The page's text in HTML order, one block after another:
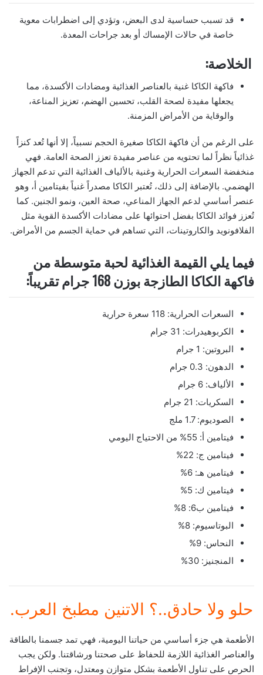
قد تسبب حساسية لدى البعض، وتؤدي إلى اضطرابات معوية
خاصة في حالات الإمساك أو بعد جراحات المعدة.
الخلاصة:
فاكهة الكاكا غنية بالعناصر الغذائية ومضادات الأكسدة، مما
يجعلها مفيدة لصحة القلب، تحسين الهضم، تعزيز المناعة،
والوقاية من الأمراض المزمنة.
على الرغم من أن فاكهة الكاكا صغيرة الحجم نسبياً، إلا أنها تُعد كنزاً
غذائياً نظراً لما تحتويه من عناصر مفيدة تعزز الصحة العامة. فهي
منخفضة السعرات الحرارية وغنية بالألياف الغذائية التي تدعم الجهاز
الهضمي. بالإضافة إلى ذلك، تُعتبر الكاكا مصدراً غنياً بفيتامين أ، وهو
عنصر أساسي لدعم الجهاز المناعي، صحة العين، ونمو الجنين. كما
تُعزز فوائد الكاكا بفضل احتوائها على مضادات الأكسدة القوية مثل
الفلافونويد والكاروتينات، التي تساهم في حماية الجسم من الأمراض.
فيما يلي القيمة الغذائية لحبة متوسطة من
فاكهة الكاكا الطازجة بوزن 168 جرام تقريباً:
السعرات الحرارية: 118 سعرة حرارية
الكربوهيدرات: 31 جرام
البروتين: 1 جرام
الدهون: 0.3 جرام
الألياف: 6 جرام
السكريات: 21 جرام
الصوديوم: 1.7 ملج
فيتامين أ: 55% من الاحتياج اليومي
فيتامين ج: 22%
فيتامين هـ: 6%
فيتامين ك: 5%
فيتامين ب6: 8%
البوتاسيوم: 8%
النحاس: 9%
المنجنيز: 30%
حلو ولا حادق..؟ الاتنين مطبخ العرب.
الأطعمة هي جزء أساسي من حياتنا اليومية، فهي تمد جسمنا بالطاقة
والعناصر الغذائية اللازمة للحفاظ على صحتنا ورشاقتنا. ولكن يجب
الحرص على تناول الأطعمة بشكل متوازن ومعتدل، وتجنب الإفراط